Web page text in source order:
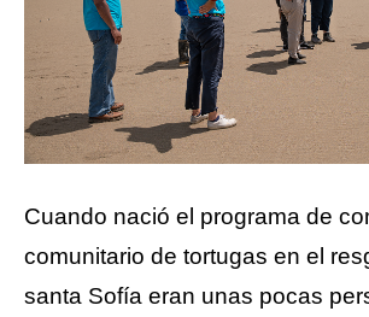
Cuando nació el programa de
comunitario de tortugas en el
santa Sofía eran unas pocas